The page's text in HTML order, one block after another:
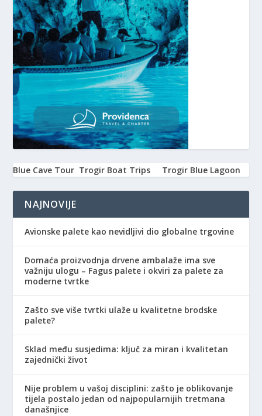
Blue Cave Tour Trogir Boat Trips Trogir Blue Lagoon
NAJNOVIJE
Avionske palete kao nevidljivi dio globalne trgovine
Domaća proizvodnja drvene ambalaže ima sve
važniju ulogu – Fagus palete i okviri za palete za
moderne tvrtke
Zašto sve više tvrtki ulaže u kvalitetne brodske
palete?
Sklad među susjedima: ključ za miran i kvalitetan
zajednički život
Nije problem u vašoj disciplini: zašto je oblikovanje
tijela postalo jedan od najpopularnijih tretmana
današnjice